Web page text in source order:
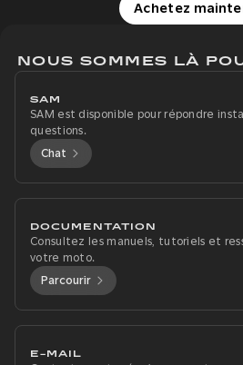
Achetez
NOUS SOMMES LÀ
SAM
SAM est disponible pour répondre
questions.
Chat
DOCUMENTATION
Consultez les manuels, tutoriels et
votre moto.
Parcourir
E-MAIL